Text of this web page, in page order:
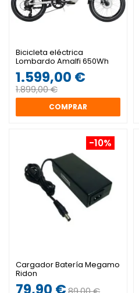
Bicicleta eléctrica
Lombardo Amalfi 650Wh
1.599,00 €
1.899,00 €
COMPRAR
-10%
Cargador Batería Megamo
Ridon